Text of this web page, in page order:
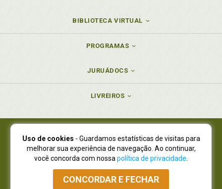
BIBLIOTECA VIRTUAL
PROGRAMAS
JURUÁDOCS
LIVREIROS
Juruá Editora Ltda., CNPJ 77.535.508/0001-19
Juruá Informática Ltda., CNPJ 01.701.561/0001-80
NOVO ENDEREÇO:R. Flávio Dallegrave, 7665, São Lourenço |
Curitiba - Paraná - CEP 82210-310
Atendimento: (41) 4009-3900|Vendas Atacado: (41) 4009-3939
Uso de cookies - Guardamos estatísticas de visitas para
melhorar sua experiência de navegação. Ao continuar,
você concorda com nossa política de privacidade
CONCORDAR E FECHAR